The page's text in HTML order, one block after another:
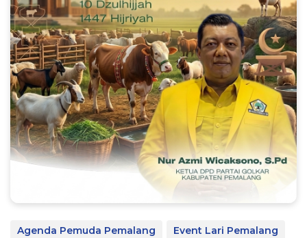
Agenda Pemuda Pemalang
Event Lari Pemalang